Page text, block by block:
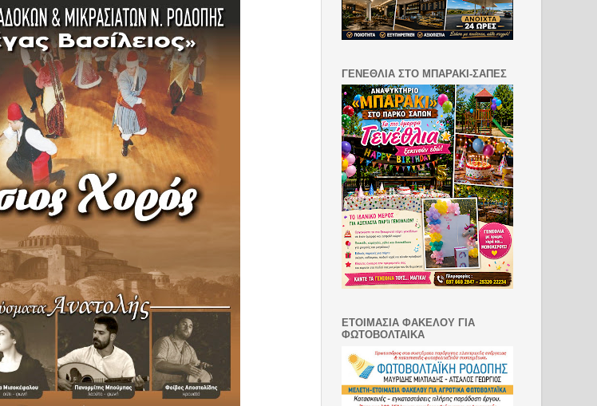
ΓΕΝΕΘΛΙΑ ΣΤΟ ΜΠΑΡΑΚΙ-ΣΑΠΕΣ
ΕΤΟΙΜΑΣΙΑ ΦΑΚΕΛΟΥ ΓΙΑ
ΦΩΤΟΒΟΛΤΑΙΚΑ